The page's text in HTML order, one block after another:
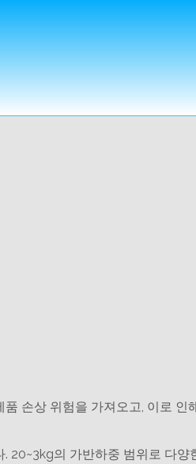
손상 위험을 가져오고, 이로 인
20~3kg의 가반하중 범위로 다양